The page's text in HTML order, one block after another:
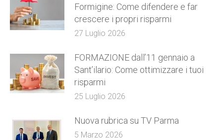
Formigine: Come difendere e far
crescere i propri risparmi
27 Luglio 2026
FORMAZIONE dall’11 gennaio a
Sant’ilario: Come ottimizzare i tuoi
risparmi
25 Luglio 2026
Nuova rubrica su TV Parma
5 Marzo 2026